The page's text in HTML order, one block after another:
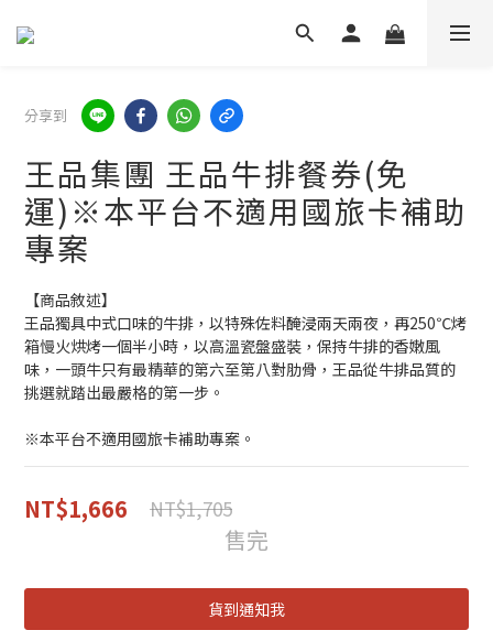
分享到
王品集團 王品牛排餐券(免
運)※本平台不適用國旅卡補助
專案
【商品敘述】
王品獨具中式口味的牛排，以特殊佐料醃浸兩天兩夜，再250℃烤
箱慢火烘烤一個半小時，以高溫瓷盤盛裝，保持牛排的香嫩風
味，一頭牛只有最精華的第六至第八對肋骨，王品從牛排品質的
挑選就踏出最嚴格的第一步。
※本平台不適用國旅卡補助專案。
NT$1,666 NT$1,705
售完
貨到通知我